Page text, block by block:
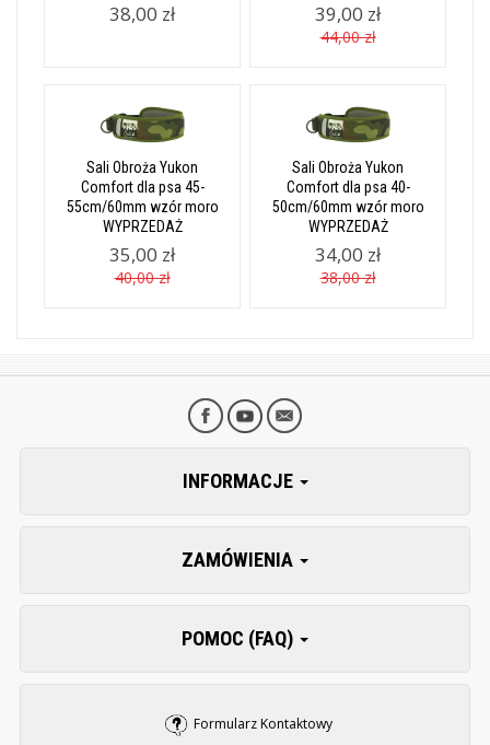
38,00 zł 39,00 zł
44,00 zł
Sali Obroża Yukon
Comfort dla psa 45-
55cm/60mm wzór moro
WYPRZEDAŻ
35,00 zł
40,00 zł
Sali Obroża Yukon
Comfort dla psa 40-
50cm/60mm wzór moro
WYPRZEDAŻ
34,00 zł
38,00 zł
INFORMACJE
ZAMÓWIENIA
POMOC (FAQ)
Formularz Kontaktowy